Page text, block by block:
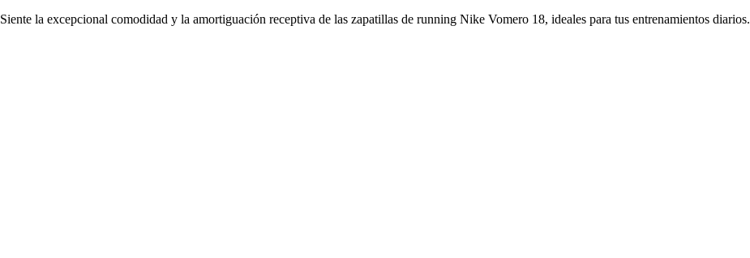
Siente la excepcional comodidad y la amortiguación receptiva de las zapatillas de running Nike Vomero 18, ideales para tus entrenamientos diarios.